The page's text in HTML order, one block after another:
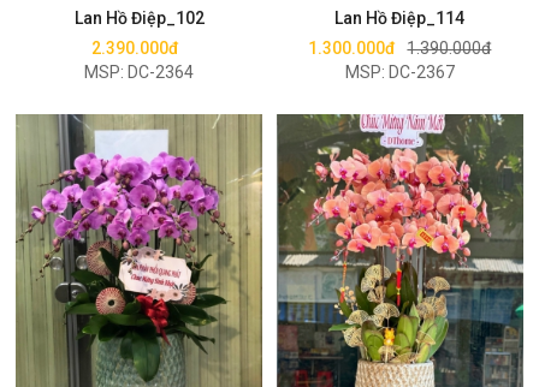
Lan Hồ Điệp_102
2.390.000đ
MSP: DC-2364
Lan Hồ Điệp_114
1.300.000đ 1.390.000đ
MSP: DC-2367